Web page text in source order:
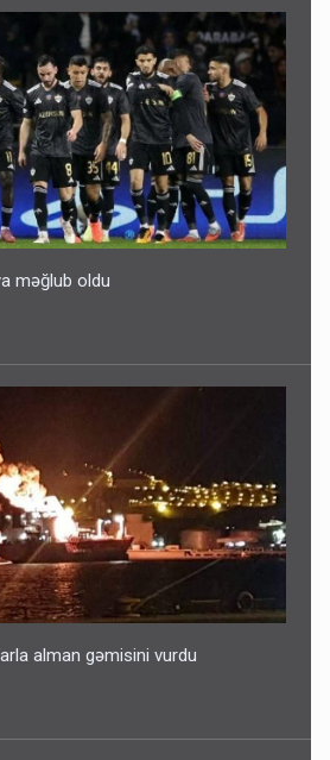
vəsiqəsi ilə gedə biləcəksiniz -
iştirakçısı detalları açıqladı
məğlub oldu
alman gəmisini vurdu